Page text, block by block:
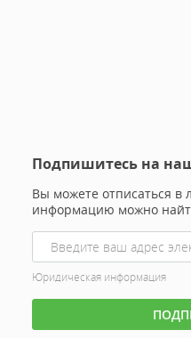
Подпишитесь на
Вы можете отписаться
информацию можно
Юридическая информация